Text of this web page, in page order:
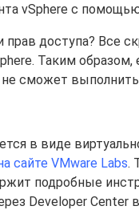
vSphere с
прав доступа? Все
Таким образом,
сможет
в виде
сайте VMware Labs.
подробные
Developer Center